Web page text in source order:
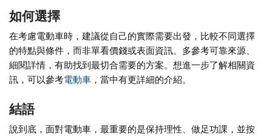
如何選擇
在考慮電動車時，建議從自己的實際需要出發，比較不同選擇
的特點與條件，而非單看價錢或表面資訊。多參考可靠來源、
細閱詳情，有助找到最切合需要的方案。想進一步了解相關資
訊，可以參考電動車 ，當中有更詳細的介紹。
結語
說到底，面對電動車，最重要的是保持理性、做足功課，並按